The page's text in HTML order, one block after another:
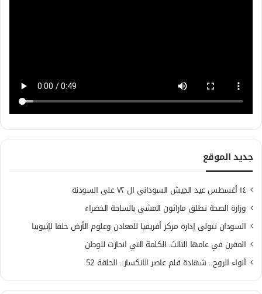
جديد الموقع
١٤ أغسطس عيد الجيش السوداني ال ٧٢ على السودنة
وزارة الصحة تطلق ماراثون المشي بالساحة الخضراء
السودان تتولى إدارة مركز أفريقيا للمعادن وعلوم الأرض خلفا لإثيوبيا
المقرن في عامها الثالث..الكلمة التي انحازت للوطن
أنواء الروح.. شهادة قلم عاصر الانكسار.. الحلقة 52